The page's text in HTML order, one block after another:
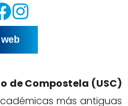
web
de Compostela (USC)
más antiguas